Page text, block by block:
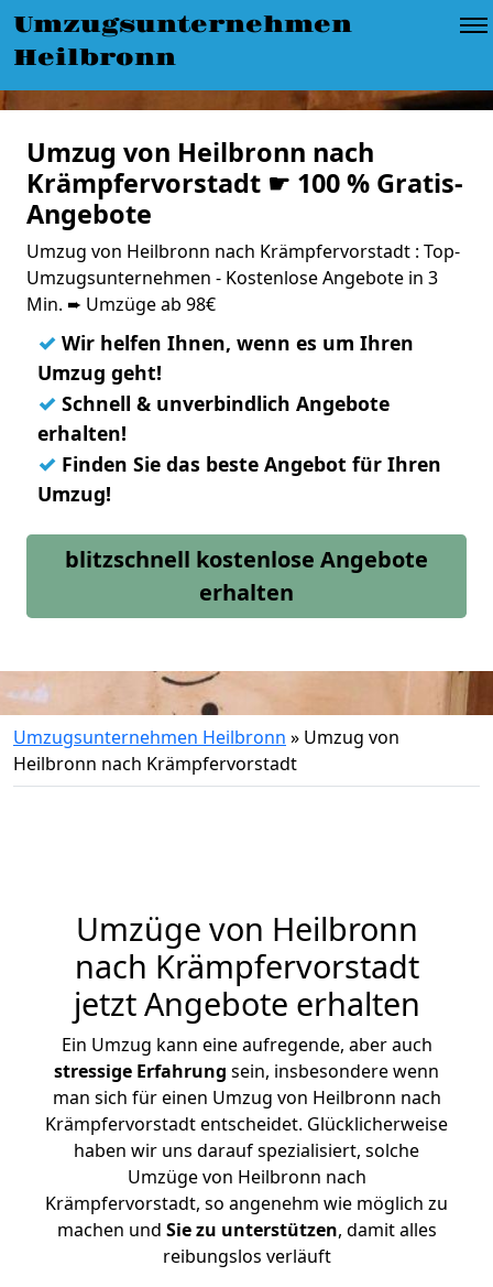
Umzugsunternehmen
Heilbronn
Umzug von Heilbronn nach
Krämpfervorstadt ☛ 100 % Gratis-
Angebote
Umzug von Heilbronn nach Krämpfervorstadt : Top-
Umzugsunternehmen - Kostenlose Angebote in 3
Min. ➨ Umzüge ab 98€
✓ Wir helfen Ihnen, wenn es um Ihren
Umzug geht!
✓ Schnell & unverbindlich Angebote
erhalten!
✓ Finden Sie das beste Angebot für Ihren
Umzug!
blitzschnell kostenlose Angebote
erhalten
Umzugsunternehmen Heilbronn » Umzug von
Heilbronn nach Krämpfervorstadt
Umzüge von Heilbronn
nach Krämpfervorstadt
jetzt Angebote erhalten
Ein Umzug kann eine aufregende, aber auch
stressige Erfahrung sein, insbesondere wenn
man sich für einen Umzug von Heilbronn nach
Krämpfervorstadt entscheidet. Glücklicherweise
haben wir uns darauf spezialisiert, solche
Umzüge von Heilbronn nach
Krämpfervorstadt, so angenehm wie möglich zu
machen und Sie zu unterstützen, damit alles
reibungslos verläuft